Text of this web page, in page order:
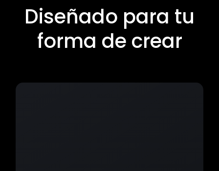
Diseñado para tu
forma de crear